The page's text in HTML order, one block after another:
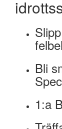
Bli
1:a